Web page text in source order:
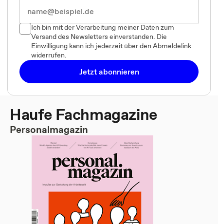
Ich bin mit der Verarbeitung meiner Daten zum
Versand des Newsletters einverstanden. Die
Einwilligung kann ich jederzeit über den Abmeldelink
widerrufen.
Jetzt abonnieren
Haufe Fachmagazine
Personalmagazin